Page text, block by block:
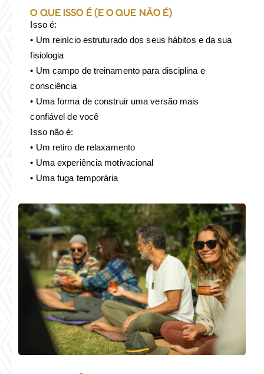
O QUE ISSO É (E O QUE NÃO É)
Isso é:
• Um reinício estruturado dos seus hábitos e da sua
fisiologia
• Um campo de treinamento para disciplina e
consciência
• Uma forma de construir uma versão mais
confiável de você
Isso não é:
• Um retiro de relaxamento
• Uma experiência motivacional
• Uma fuga temporária